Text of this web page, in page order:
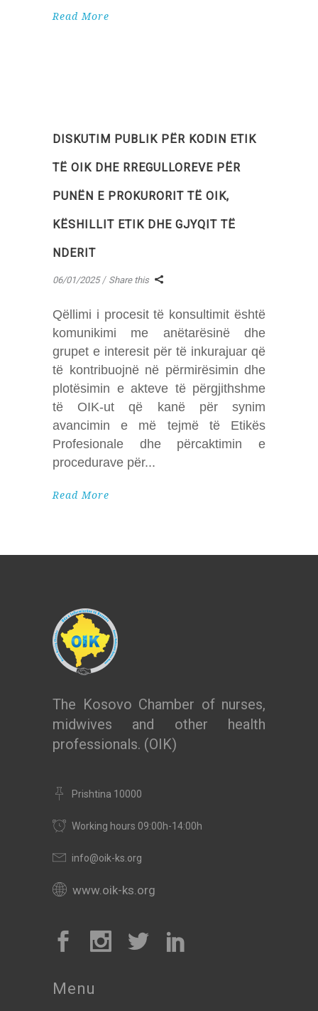
Read More
DISKUTIM PUBLIK PËR KODIN ETIK
TË OIK DHE RREGULLOREVE PËR
PUNËN E PROKURORIT TË OIK,
KËSHILLIT ETIK DHE GJYQIT TË
NDERIT
06/01/2025 Share this
Qëllimi i procesit të konsultimit është
komunikimi me anëtarësinë dhe
grupet e interesit për të inkurajuar që
të kontribuojnë në përmirësimin dhe
plotësimin e akteve të përgjithshme
të OIK-ut që kanë për synim
avancimin e më tejmë të Etikës
Profesionale dhe përcaktimin e
procedurave për
Read More
The Kosovo Chamber of nurses,
midwives and other health
professionals. (OIK)
Prishtina 10000
Working hours 09:00h-14:00h
info@oik-ks.org
www.oik-ks.org
Menu